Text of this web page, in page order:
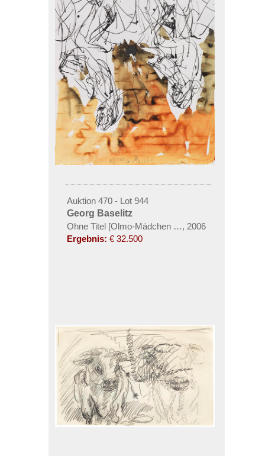
Auktion 470 - Lot 944
Georg Baselitz
Ohne Titel [Olmo-Mädchen (Remix)]
, 2006
Ergebnis: € 32.500